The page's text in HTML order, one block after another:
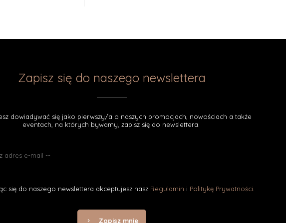
Zapisz się do naszego newslettera
dowiadywać się jako pierwszy/a o naszych promocjach, nowościach a także
eventach, na których bywamy, zapisz się do newslettera.
się do naszego newslettera akceptujesz nasz Regulamin i Politykę Prywatności.
Zapisz mnie